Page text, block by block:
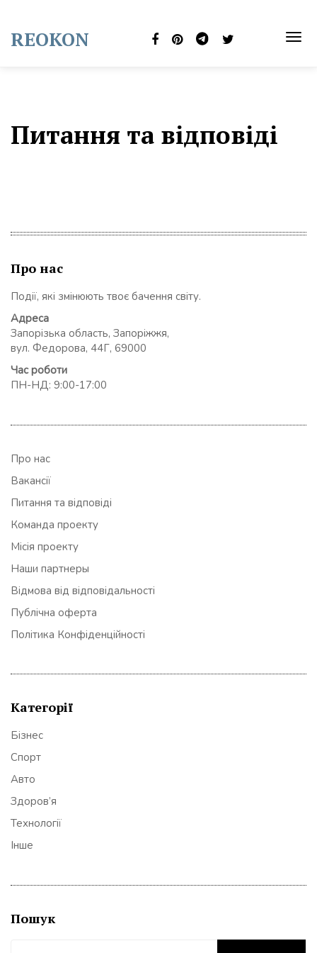
content
REOKON
Питання та відповіді
Про нас
Події, які змінюють твоє бачення світу.
Адреса
Запорізька область, Запоріжжя,
вул. Федорова, 44Г, 69000
Час роботи
ПН-НД: 9:00-17:00
Про нас
Вакансії
Питання та відповіді
Команда проекту
Місія проекту
Наши партнеры
Відмова від відповідальності
Публічна оферта
Політика Конфіденційності
Категорії
Бізнес
Спорт
Авто
Здоров’я
Технології
Інше
Пошук